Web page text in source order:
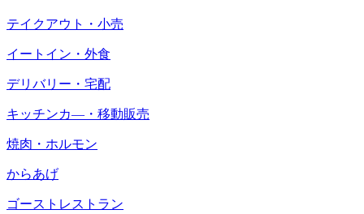
テイクアウト・小売
イートイン・外食
デリバリー・宅配
キッチンカ―・移動販売
焼肉・ホルモン
からあげ
ゴーストレストラン